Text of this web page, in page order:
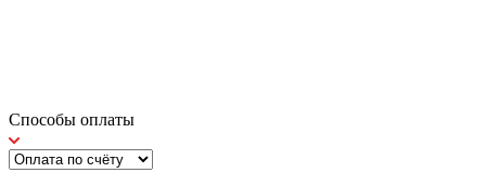
Способы оплаты